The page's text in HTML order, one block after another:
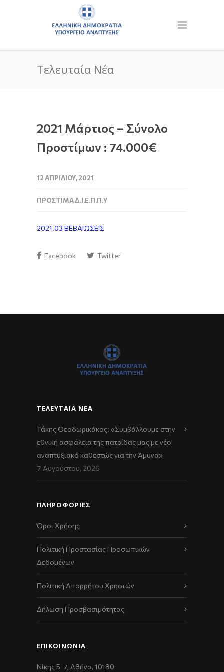
Τελευταία Νέα
2021 Μάρτιος – Σύνολο
Προστίμων : 74.000€
12 ΑΠΡΙΛΊΟΥ, 2021
ΠΡΌΣΤΙΜΑ Δ.Ι.Ε.Π.Π.Υ
2021.03 ΒΕΒΑΙΩΣΕΙΣ
Facebook Twitter
ΤΕΛΕΥΤΑΊΑ ΝΈΑ
Τάκης Θεοδωρικάκος: «Συμβάλλουμε στην
εθνική ασφάλεια της πατρίδας μας με νέο
αναπτυξιακό καθεστώς για την Άμυνα»
7 Αυγούστου, 2026
ΠΛΗΡΟΦΟΡΙΕΣ
Όροι Χρήσης
Πολιτική Προστασίας Προσωπικών
Δεδομένων
Πολιτική Απορρήτου Χρηστών
Δήλωση Προσβασιμότητας
ΕΠΙΚΟΙΝΩΝΊΑ
Νίκης 5-7, Αθήνα, 10180